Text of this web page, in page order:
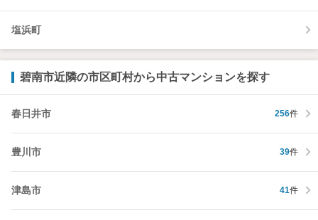
塩浜町
碧南市近隣の市区町村から中古マンションを探す
春日井市 256件
豊川市 39件
津島市 41件